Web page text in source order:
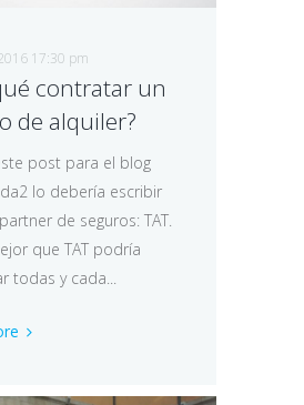
17:30 pm
contratar un
de alquiler?
post para el blog
lo debería escribir
de seguros: TAT.
que TAT podría
todas y cada...